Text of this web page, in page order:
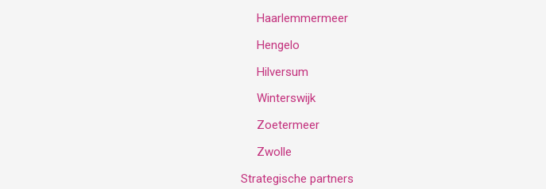
Haarlemmermeer
Hengelo
Hilversum
Winterswijk
Zoetermeer
Zwolle
Strategische partners